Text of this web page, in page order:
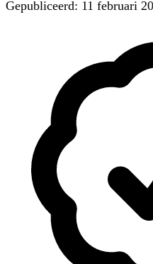
Gepubliceerd: 11 februari